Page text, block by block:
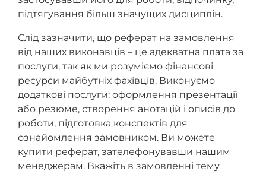
підтягування більш значущих дисциплін.
Слід зазначити, що реферат на замовлення
від наших виконавців – це адекватна плата за
послуги, так як ми розуміємо фінансові
ресурси майбутніх фахівців. Виконуємо
додаткові послуги: оформлення презентації
або резюме, створення анотацій і описів до
роботи, підготовка конспектів для
ознайомлення замовником. Ви можете
купити реферат, зателефонувавши нашим
менеджерам. Вкажіть в замовленні тему